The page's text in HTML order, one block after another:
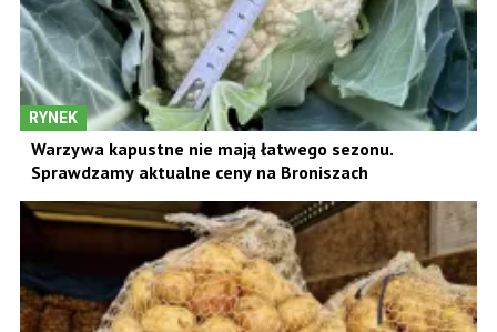
RYNEK
Warzywa kapustne nie mają łatwego sezonu.
Sprawdzamy aktualne ceny na Broniszach